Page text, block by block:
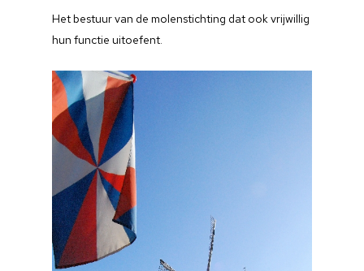
Het bestuur van de molenstichting dat ook vrijwillig
hun functie uitoefent.